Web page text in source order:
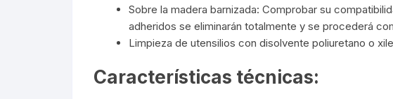
Sobre la madera barnizada: Comprobar su
adheridos se eliminarán totalmente y se procederá
Limpieza de utensilios con disolvente poliuretano o
Características técnicas: